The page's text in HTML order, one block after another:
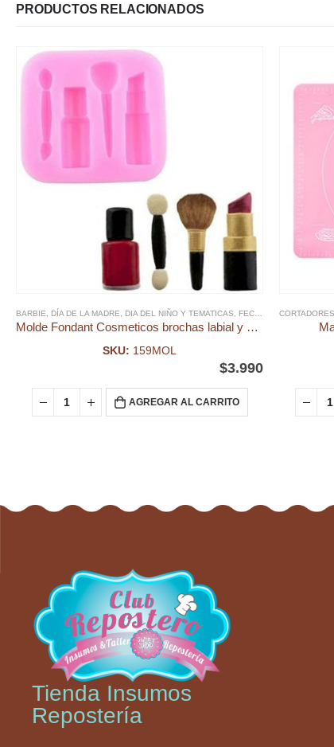
PRODUCTOS RELACIONADOS
BARBIE, DÍA DE LA MADRE, DIA DEL NIÑO Y TEMATICAS, FECHAS ESPECIALES ,
Molde Fondant Cosmeticos brochas labial y pinta uñas
SKU: 159MOL
$3.990
AGREGAR AL CARRITO
CORTADORES
Tienda Insumos
Repostería